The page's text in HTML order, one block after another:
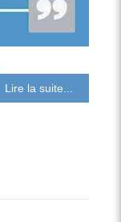
Lire la suite...